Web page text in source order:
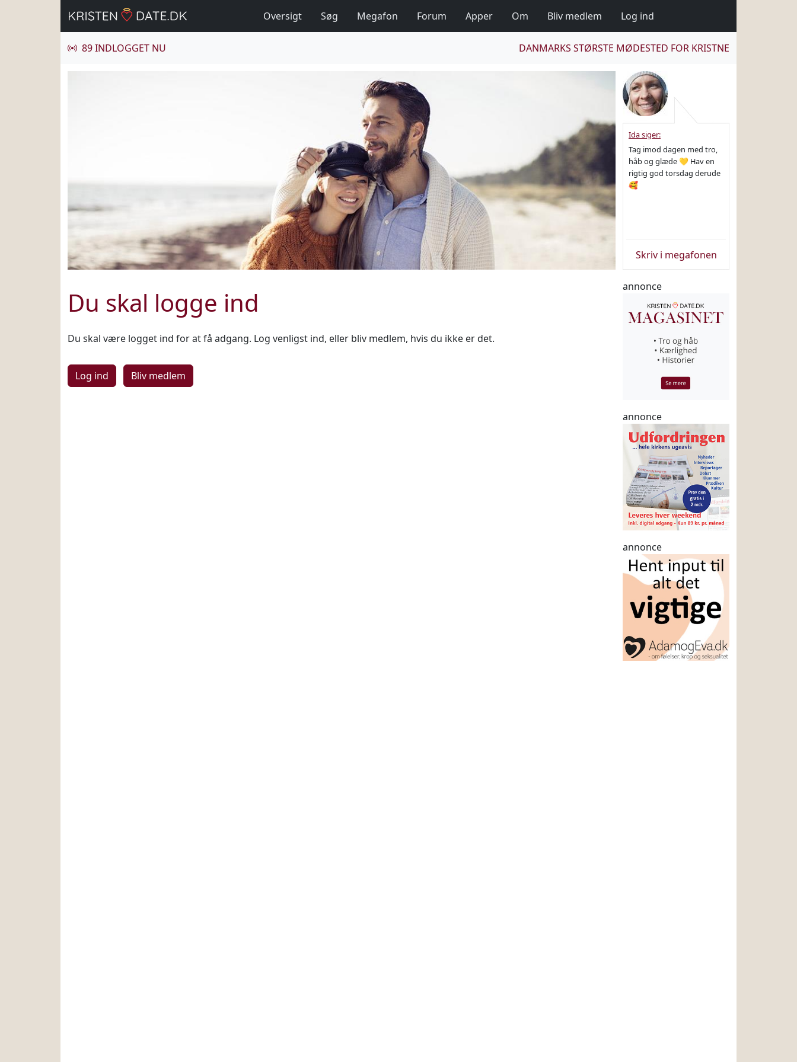
Oversigt Søg Megafon Forum Apper Om Bliv medlem Log ind
89 INDLOGGET NU DANMARKS STØRSTE MØDESTED FOR KRISTNE
Du skal logge ind
Du skal være logget ind for at få adgang. Log venligst ind, eller bliv medlem, hvis du ikke er det.
Log ind
Ida siger:
Tag imod dagen med tro,
håb og glæde 💛 Hav en
rigtig god torsdag derude
🥰
Skriv i megafonen
annonce
annonce
annonce